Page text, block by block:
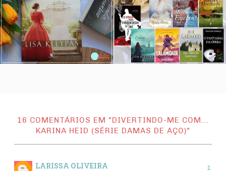
16 COMENTÁRIOS EM "DIVERTINDO-ME COM...
KARINA HEID (SÉRIE DAMAS DE AÇO)"
LARISSA OLIVEIRA